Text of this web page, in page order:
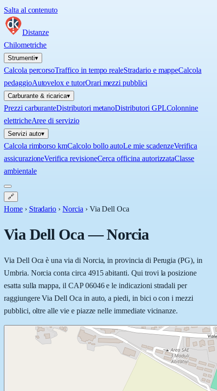
Salta al contenuto
Distanze
Chilometriche
Strumenti▾
Calcola percorsoTraffico in tempo realeStradario e mappeCalcola
pedaggioAutovelox e tutorOrari mezzi pubblici
Carburante & ricarica▾
Prezzi carburanteDistributori metanoDistributori GPLColonnine
elettricheAree di servizio
Servizi auto▾
Calcola rimborso kmCalcolo bollo autoLe mie scadenzeVerifica
assicurazioneVerifica revisioneCerca officina autorizzataClasse
ambientale
🔗
Home › Stradario › Norcia › Via Dell Oca
Via Dell Oca—Norcia
Via Dell Oca è una via di Norcia, in provincia di Perugia (PG), in
Umbria. Norcia conta circa 4915 abitanti. Qui trovi la posizione
esatta sulla mappa, il CAP 06046 e le indicazioni stradali per
raggiungere Via Dell Oca in auto, a piedi, in bici o con i mezzi
pubblici, oltre alle vie e piazze nelle immediate vicinanze.